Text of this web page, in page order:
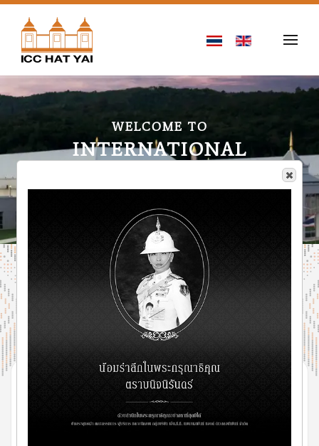
Skip to main content
WELCOME TO
INTERNATIONAL
HAT YAI
Together . Towards . Sustainability
งานที่จะจัดขึ้น
เร็วๆนี้